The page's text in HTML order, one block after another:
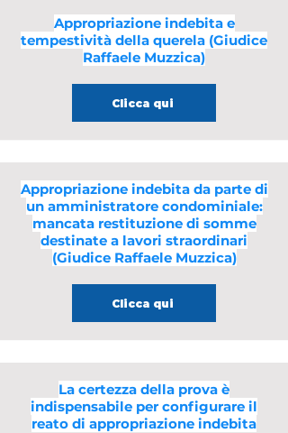
Appropriazione indebita e
tempestività della querela (Giudice
Raffaele Muzzica)
Clicca qui
Appropriazione indebita da parte di
un amministratore condominiale:
mancata restituzione di somme
destinate a lavori straordinari
(Giudice Raffaele Muzzica)
Clicca qui
La certezza della prova è
indispensabile per configurare il
reato di appropriazione indebita